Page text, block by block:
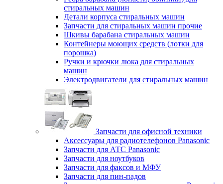
стиральных машин
Детали корпуса стиральных машин
Запчасти для стиральных машин прочие
Шкивы барабана стиральных машин
Контейнеры моющих средств (лотки для
порошка)
Ручки и крючки люка для стиральных
машин
Электродвигатели для стиральных машин
Запчасти для офисной техники
Аксессуары для радиотелефонов Panasonic
Запчасти для АТС Panasonic
Запчасти для ноутбуков
Запчасти для факсов и МФУ
Запчасти для пин-падов